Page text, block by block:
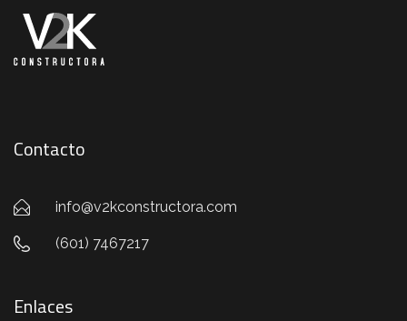
Contacto
info@v2kconstructora.com
(601) 7467217
Enlaces